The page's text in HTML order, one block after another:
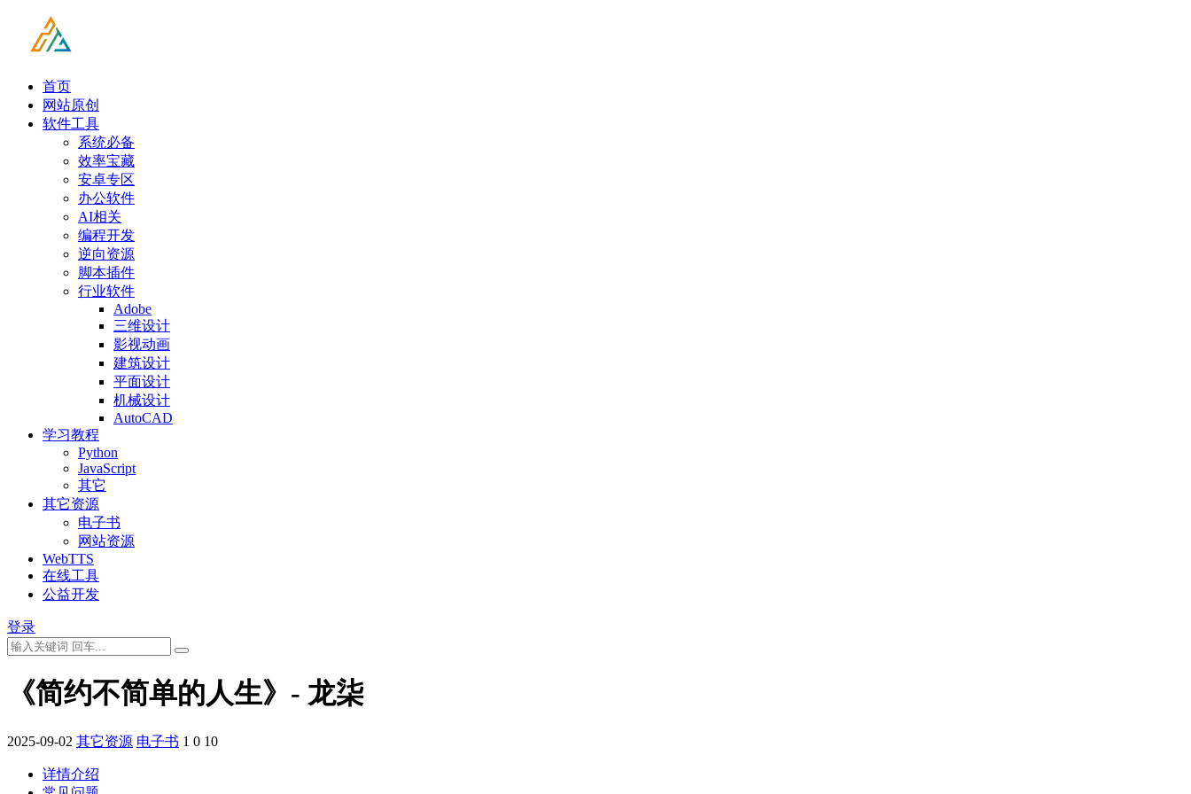
首页
网站原创
软件工具
系统必备
效率宝藏
安卓专区
办公软件
AI相关
编程开发
逆向资源
脚本插件
行业软件
Adobe
三维设计
影视动画
建筑设计
平面设计
机械设计
AutoCAD
学习教程
Python
JavaScript
其它
其它资源
电子书
网站资源
WebTTS
在线工具
公益开发
登录
《简约不简单的人生》- 龙柒
2025-09-02 其它资源 电子书 1 0 10
详情介绍